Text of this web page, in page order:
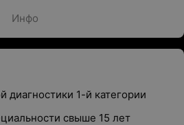
Инфо
диагностики 1-й категории
свыше 15 лет